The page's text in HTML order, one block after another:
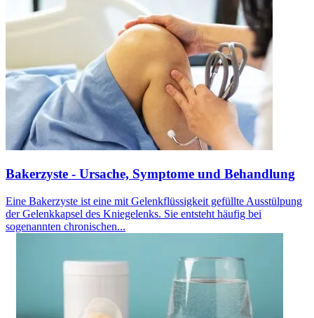
Bakerzyste - Ursache, Symptome und Behandlung
Eine Bakerzyste ist eine mit Gelenkflüssigkeit gefüllte Ausstülpung
der Gelenkkapsel des Kniegelenks. Sie entsteht häufig bei
sogenannten chronischen...